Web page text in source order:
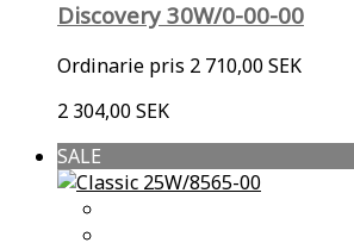
Discovery 30W/0-00-00
Ordinarie pris 2 710,00 SEK
2 304,00 SEK
SALE